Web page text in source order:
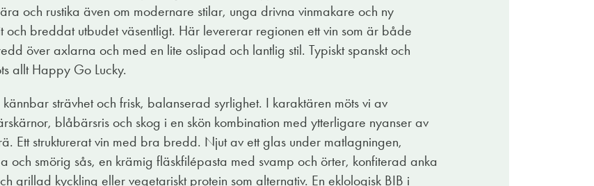
och rustika även om modernare stilar, unga drivna vinmakare och ny
och breddat utbudet väsentligt. Här levererar regionen ett vin som är både
över axlarna och med en lite oslipad och lantlig stil. Typiskt spanskt och
allt Happy Go Lucky.
strävhet och frisk, balanserad syrlighet. I karaktären möts vi av
blåbärsris och skog i en skön kombination med ytterligare nyanser av
Ett strukturerat vin med bra bredd. Njut av ett glas under matlagningen,
och smörig sås, en krämig fläskfilépasta med svamp och örter, konfiterad anka
grillad kyckling eller vegetariskt protein som alternativ. En eklologisk BIB i